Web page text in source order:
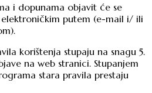
i dopunama objavit će se
putem (e-mail i/ ili
korištenja stupaju na snagu 5.
na web stranici. Stupanjem
stara pravila prestaju